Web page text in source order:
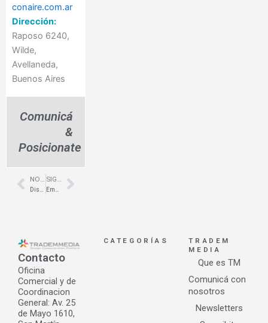
conaire.com.ar
Dirección:
Raposo 6240,
Wilde,
Avellaneda,
Buenos Aires
Comunicá
&
Posicionate
Prev Next
Contacto
Oficina
Comercial y de
Coordinacion
General: Av. 25
de Mayo 1610,
CATEGORÍAS
TRADEM
MEDIA
Que es TM
Comunicá con
nosotros
Newsletters